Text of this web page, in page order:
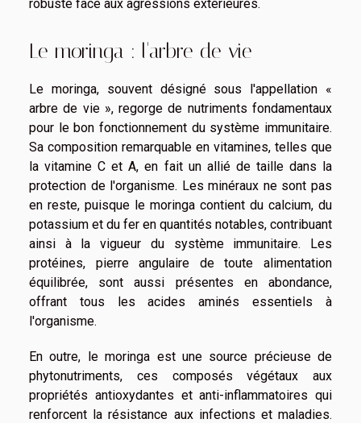
robuste face aux agressions extérieures.
Le moringa : l'arbre de vie
Le moringa, souvent désigné sous l'appellation «
arbre de vie », regorge de nutriments fondamentaux
pour le bon fonctionnement du système immunitaire.
Sa composition remarquable en vitamines, telles que
la vitamine C et A, en fait un allié de taille dans la
protection de l'organisme. Les minéraux ne sont pas
en reste, puisque le moringa contient du calcium, du
potassium et du fer en quantités notables, contribuant
ainsi à la vigueur du système immunitaire. Les
protéines, pierre angulaire de toute alimentation
équilibrée, sont aussi présentes en abondance,
offrant tous les acides aminés essentiels à
l'organisme.
En outre, le moringa est une source précieuse de
phytonutriments, ces composés végétaux aux
propriétés antioxydantes et anti-inflammatoires qui
renforcent la résistance aux infections et maladies.